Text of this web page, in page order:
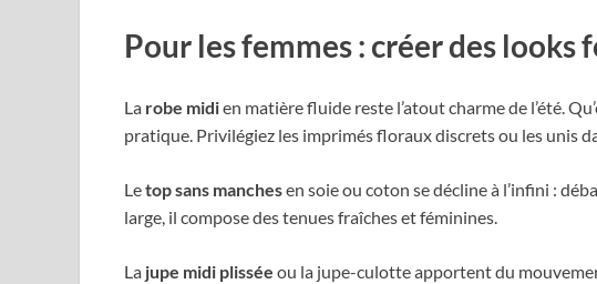
Pour les femmes : créer des looks
La robe midien matière fluide reste l’atout charme de l’été.
pratique. Privilégiez les imprimés floraux discrets ou les unis
Letop sans manchesen soie ou coton se décline à l’infini :
large, il compose des tenues fraîches et féminines.
La jupe midi plissée ou la jupe-culotte apportent du